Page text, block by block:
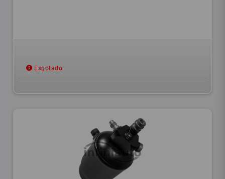
Esgotado